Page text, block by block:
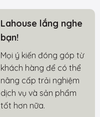
Lahouse lắng nghe
bạn!
Mọi ý kiến đóng góp từ
khách hàng để có thể
nâng cấp trải nghiệm
dịch vụ và sản phẩm
tốt hơn nữa.